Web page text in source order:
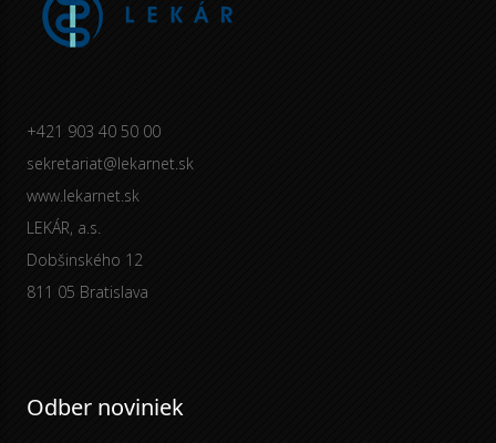
+421 903 40 50 00
sekretariat@lekarnet.sk
www.lekarnet.sk
LEKÁR, a.s.
Dobšinského 12
811 05 Bratislava
Odber noviniek